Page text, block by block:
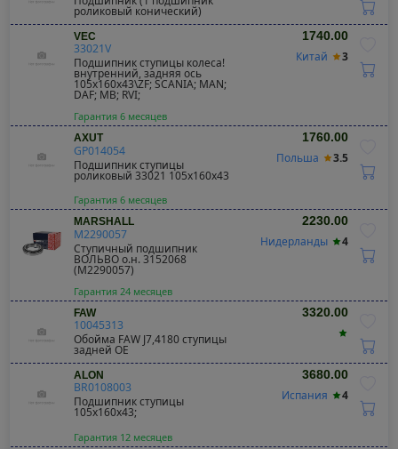
роликовый конический)
VEC
33021V
Подшипник ступицы колеса!
внутренний, задняя ось
105x160x43\ZF; SCANIA; MAN;
DAF; MB; RVI;
1740.00
Китай 3
Гарантия 6 месяцев
AXUT
GP014054
Подшипник ступицы
роликовый 33021 105x160x43
1760.00
Польша 3.5
Гарантия 6 месяцев
MARSHALL
M2290057
Ступичный подшипник
ВОЛЬВО о.н. 3152068
(M2290057)
2230.00
Нидерланды 4
Гарантия 24 месяцев
FAW
10045313
Обойма FAW J7,4180 ступицы
задней OE
3320.00
ALON
BR0108003
Подшипник ступицы
105x160x43;
3680.00
Испания 4
Гарантия 12 месяцев